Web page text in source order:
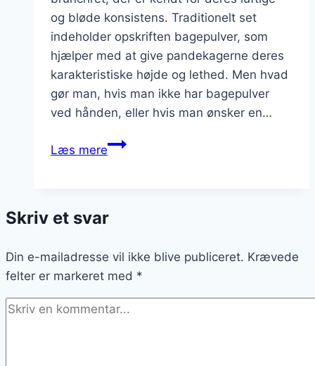
og bløde konsistens. Traditionelt set
indeholder opskriften bagepulver, som
hjælper med at give pandekagerne deres
karakteristiske højde og lethed. Men hvad
gør man, hvis man ikke har bagepulver
ved hånden, eller hvis man ønsker en…
Læs mereAmerikanske
Skriv et svar
Din e-mailadresse vil ikke blive publiceret. Krævede
felter er markeret med *